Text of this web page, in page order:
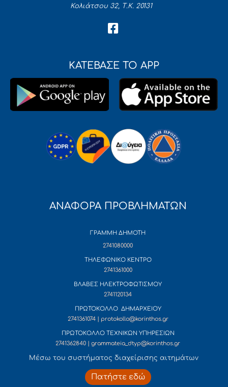
Κολιάτσου 32, Τ.Κ. 20131
ΚΑΤΕΒΑΣΕ ΤΟ APP
ΑΝΑΦΟΡΑ ΠΡΟΒΛΗΜΑΤΩΝ
ΓΡΑΜΜΗ ΔΗΜΟΤΗ
2741080000
ΤΗΛΕΦΩΝΙΚΟ ΚΕΝΤΡΟ
2741361000
ΒΛΑΒΕΣ ΗΛΕΚΤΡΟΦΩΤΙΣΜΟΥ
2741120134
ΠΡΩΤΟΚΟΛΛΟ ΔΗΜΑΡΧΕΙΟΥ
2741361074 | protokollo@korinthos.gr
ΠΡΩΤΟΚΟΛΛΟ ΤΕΧΝΙΚΩΝ ΥΠΗΡΕΣΙΩΝ
2741362840 | grammateia_dtyp@korinthos.gr
Mέσω του συστήματος διαχείρισης αιτημάτων
Πατήστε εδώ